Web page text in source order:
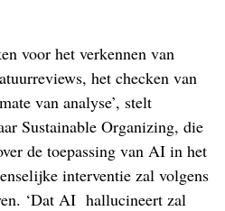
voor het verkennen van
het checken van
van analyse’, stelt
Sustainable Organizing, die
de toepassing van AI in het
interventie zal volgens
‘Dat AI hallucineert zal